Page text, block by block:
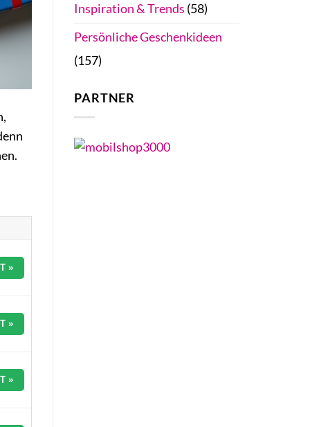
»
»
»
Inspiration & Trends (58)
Persönliche Geschenkideen
(157)
PARTNER